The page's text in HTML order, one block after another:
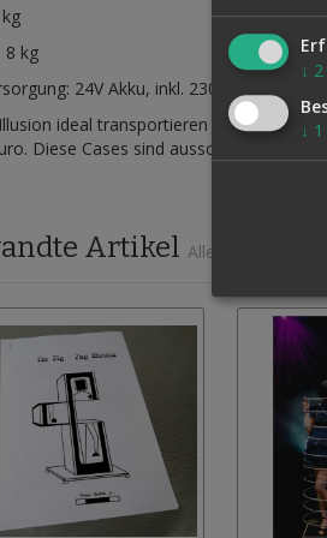
8 kg
24V Akku, inkl. 230V Ladegerät
ideal transportieren zu können,
Diese Cases sind ausschließlich
Artikel Alle auswählen
↓ 2
↓ 1